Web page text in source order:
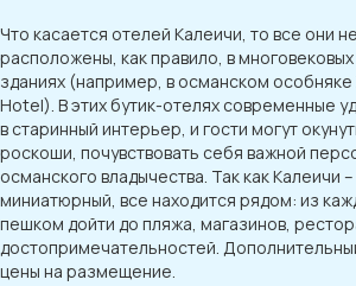
Что касается отелей Калеичи, то все они
расположены, как правило, в
зданиях (например, в османском особняке
Hotel). В этих бутик-отелях современные
в старинный интерьер, и гости могут
роскоши, почувствовать себя важной
османского владычества. Так как Калеичи
миниатюрный, все находится рядом: из
пешком дойти до пляжа, магазинов,
достопримечательностей.
цены на размещение.